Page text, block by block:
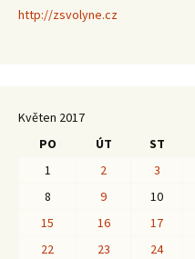
http://zsvolyne.cz
Květen 2017
PO
ÚT ST
1
2 3
8
9 10
15
16 17
22
23 24